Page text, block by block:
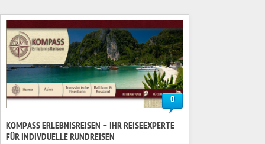
0
KOMPASS ERLEBNISREISEN – IHR REISEEXPERTE
FÜR INDIVDUELLE RUNDREISEN